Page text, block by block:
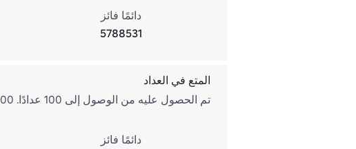
دائمًا فائز
5788531
المتع في العداد
تم الحصول عليه من الوصول إلى 100 عدادًا. 100 عداد ... واو .. لقد ضربت ما يصل إلى 100 مرة ...
دائمًا فائز